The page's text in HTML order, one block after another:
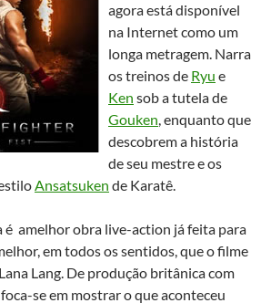
agora está disponível
na Internet como um
longa metragem. Narra
os treinos de Ryu e
Ken sob a tutela de
Gouken, enquanto que
descobrem a história
de seu mestre e os
Ansatsuken de Karatê.
é amelhor obra live-action já feita para
em todos os sentidos, que o filme
Lang. De produção britânica com
se em mostrar o que aconteceu